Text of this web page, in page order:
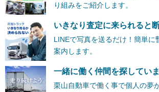
り組みをご紹介します。
いきなり査定に来られると
LINEで写真を送るだけ！簡単に
案内します。
一緒に働く仲間を探してい
栗山自動車で働く事で個人の夢